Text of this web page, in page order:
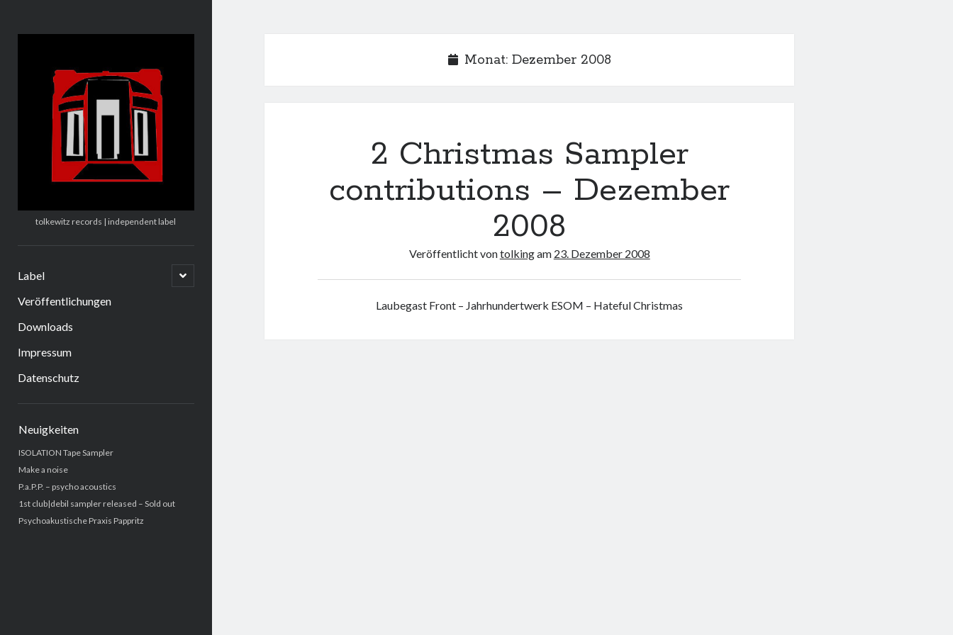
tolkewitz records | independent label
Label
Untermenü
öffnen
Veröffentlichungen
Downloads
Impressum
Datenschutz
Neuigkeiten
ISOLATION Tape Sampler
Make a noise
P.a.P.P. – psycho acoustics
1st club|debil sampler released – Sold out
Psychoakustische Praxis Pappritz
Monat: Dezember 2008
2 Christmas Sampler
contributions – Dezember
2008
Veröffentlicht vontolkingam 23. Dezember 2008
Laubegast Front – Jahrhundertwerk ESOM – Hateful Christmas